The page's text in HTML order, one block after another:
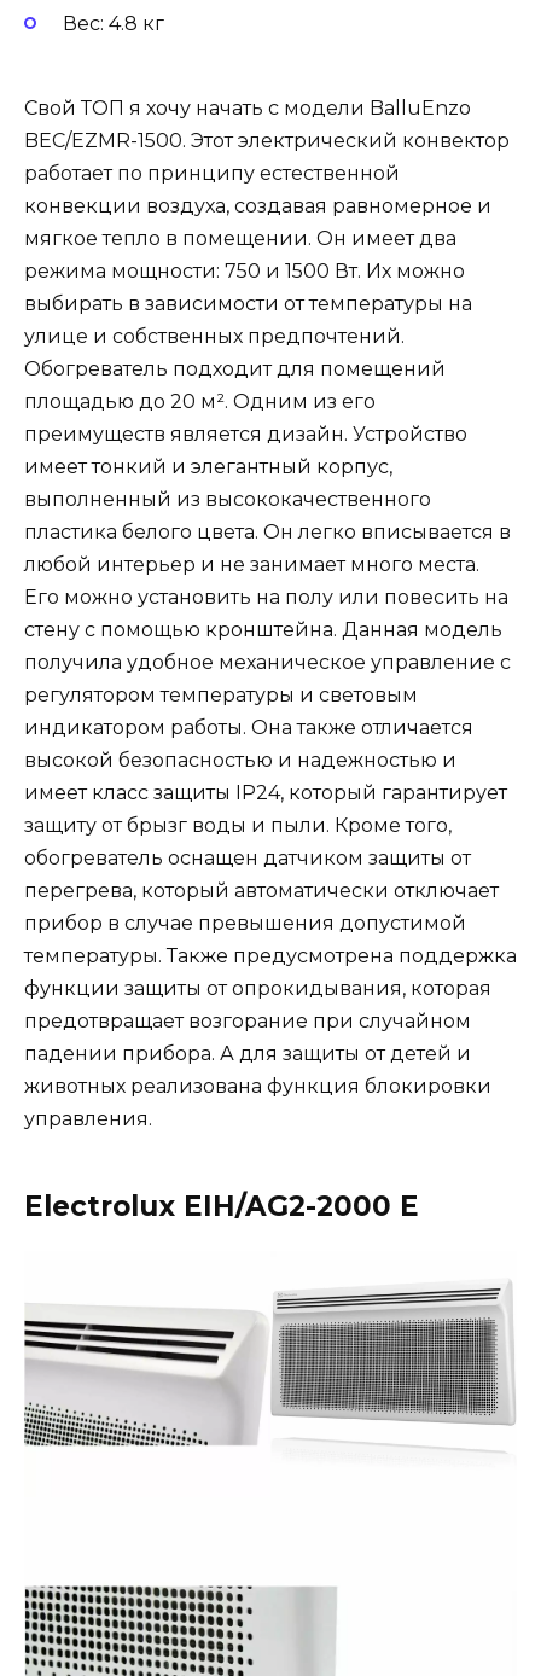
Вес: 4.8 кг
Свой ТОП я хочу начать с модели BalluEnzo
BEC/EZMR-1500. Этот электрический конвектор
работает по принципу естественной
конвекции воздуха, создавая равномерное и
мягкое тепло в помещении. Он имеет два
режима мощности: 750 и 1500 Вт. Их можно
выбирать в зависимости от температуры на
улице и собственных предпочтений.
Обогреватель подходит для помещений
площадью до 20 м². Одним из его
преимуществ является дизайн. Устройство
имеет тонкий и элегантный корпус,
выполненный из высококачественного
пластика белого цвета. Он легко вписывается в
любой интерьер и не занимает много места.
Его можно установить на полу или повесить на
стену с помощью кронштейна. Данная модель
получила удобное механическое управление с
регулятором температуры и световым
индикатором работы. Она также отличается
высокой безопасностью и надежностью и
имеет класс защиты IP24, который гарантирует
защиту от брызг воды и пыли. Кроме того,
обогреватель оснащен датчиком защиты от
перегрева, который автоматически отключает
прибор в случае превышения допустимой
температуры. Также предусмотрена поддержка
функции защиты от опрокидывания, которая
предотвращает возгорание при случайном
падении прибора. А для защиты от детей и
животных реализована функция блокировки
управления.
Electrolux EIH/AG2-2000 E